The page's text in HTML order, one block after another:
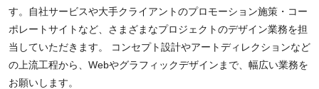
す。自社サービスや大手クライアントのプロモーション施策・コー
ポレートサイトなど、さまざまなプロジェクトのデザイン業務を担
当していただきます。 コンセプト設計やアートディレクションなど
の上流工程から、Webやグラフィックデザインまで、幅広い業務を
お願いします。